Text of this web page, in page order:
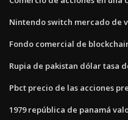
Nintendo switch mercado de
Fondo comercial de
Rupia de pakistan dólar tasa
Pbct precio de las acciones
1979 república de panamá